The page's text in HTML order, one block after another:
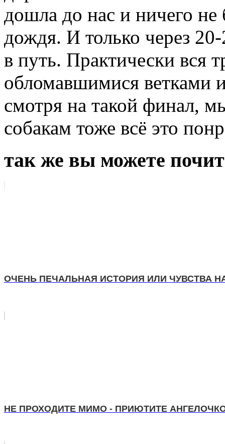
дошла до нас и ничего не
дождя. И только через
в путь. Практически вся
обломавшимися ветками
смотря на такой финал,
собакам тоже всё это
так же вы можете
ОЧЕНЬ ПЕЧАЛЬНАЯ ИСТОРИЯ ИЛИ ЧУВСТВА
НЕ ПРОХОДИТЕ МИМО - ПРИЮТИТЕ